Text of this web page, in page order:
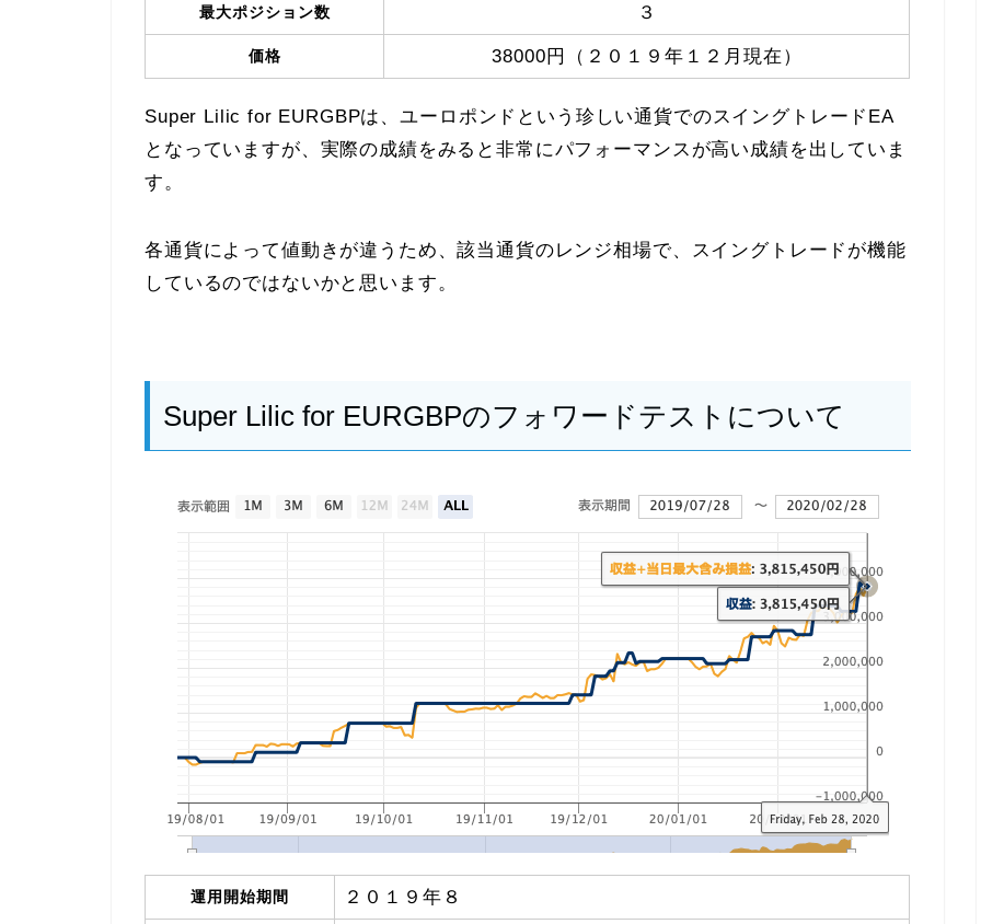
最大ポジション数 ３
価格 38000円（２０１９年１２月現在）
Super Lilic for EURGBPは、ユーロポンドという珍しい通貨でのスイングトレードEA
となっていますが、実際の成績をみると非常にパフォーマンスが高い成績を出していま
す。
各通貨によって値動きが違うため、該当通貨のレンジ相場で、スイングトレードが機能
しているのではないかと思います。
Super Lilic for EURGBPのフォワードテストについて
運用開始期間 ２０１９年８